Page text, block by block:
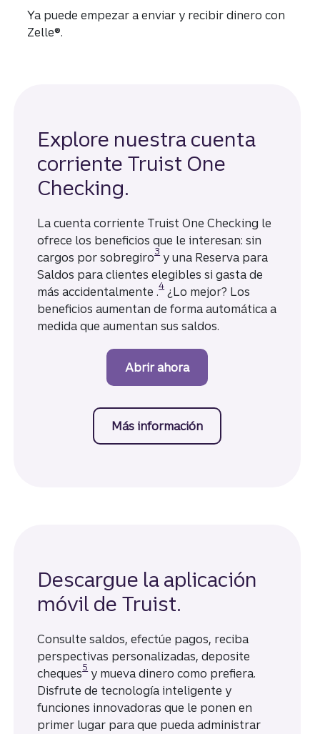
Ya puede empezar a enviar y recibir dinero con
Zelle®.
Explore nuestra cuenta
corriente Truist One
Checking.
La cuenta corriente Truist One Checking le
ofrece los beneficios que le interesan: sin
cargos por sobregiro
Divulgación
3y una Reserva para
Saldos para clientes elegibles si gasta de
más accidentalmente .
Divulgación
4¿Lo mejor? Los
beneficios aumentan de forma automática a
medida que aumentan sus saldos.
Abrir ahorauna cuenta corriente
Más informaciónsobre la cuenta
Descargue la aplicación
móvil de Truist.
Consulte saldos, efectúe pagos, reciba
perspectivas personalizadas, deposite
cheques
Divulgación
5y mueva dinero como prefiera.
Disfrute de tecnología inteligente y
funciones innovadoras que le ponen en
primer lugar para que pueda administrar